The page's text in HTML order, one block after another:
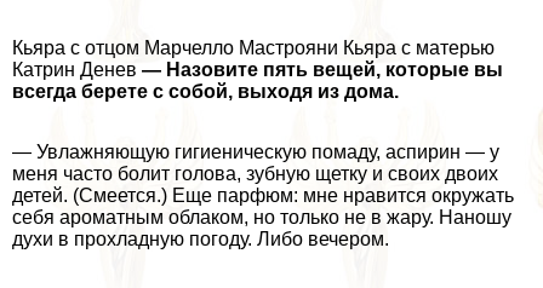
Кьяра с отцом Марчелло Мастрояни Кьяра с матерью
Катрин Денев — Назовите пять вещей, которые вы
всегда берете с собой, выходя из дома.
— Увлажняющую гигиеническую помаду, аспирин — у
меня часто болит голова, зубную щетку и своих двоих
детей. (Смеется.) Еще парфюм: мне нравится окружать
себя ароматным облаком, но только не в жару. Наношу
духи в прохладную погоду. Либо вечером.